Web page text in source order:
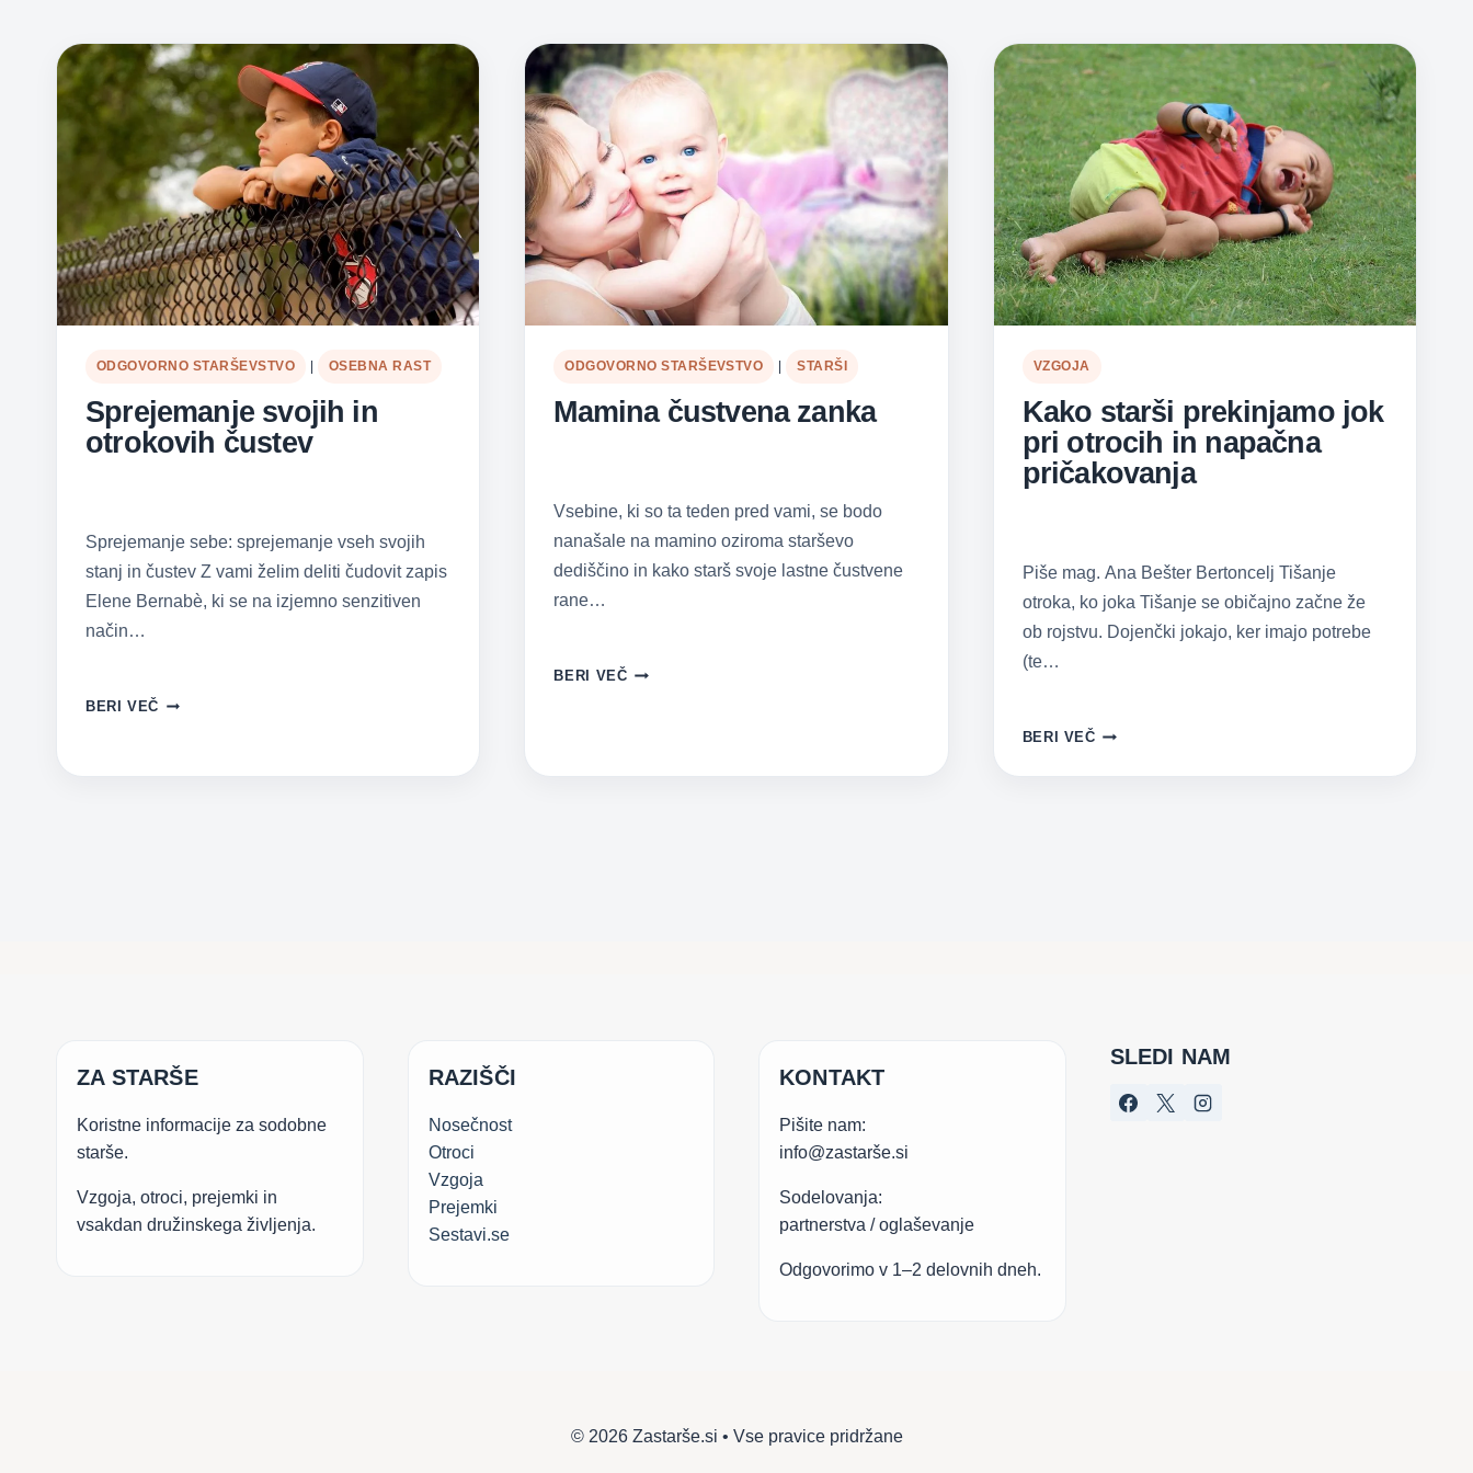
ODGOVORNO STARŠEVSTVO | OSEBNA RAST
Sprejemanje svojih in
otrokovih čustev
Sprejemanje sebe: sprejemanje vseh svojih
stanj in čustev Z vami želim deliti čudovit zapis
Elene Bernabè, ki se na izjemno senzitiven
način…
BERI VEČ SPREJEMANJE
ODGOVORNO STARŠEVSTVO | STARŠI
Mamina čustvena zanka
Vsebine, ki so ta teden pred vami, se bodo
nanašale na mamino oziroma starševo
dediščino in kako starš svoje lastne čustvene
rane…
BERI VEČMAMINA
VZGOJA
Kako starši prekinjamo jok
pri otrocih in napačna
pričakovanja
Piše mag. Ana Bešter Bertoncelj Tišanje
otroka, ko joka Tišanje se običajno začne že
ob rojstvu. Dojenčki jokajo, ker imajo potrebe
(te…
BERI VEČKAKO
PREKINJAMO
ZA STARŠE
Koristne informacije za sodobne
starše.
Vzgoja, otroci, prejemki in
vsakdan družinskega življenja.
RAZIŠČI
Nosečnost
Otroci
Vzgoja
Prejemki
Sestavi.se
KONTAKT
Pišite nam:
info@zastarše.si
Sodelovanja:
partnerstva / oglaševanje
Odgovorimo v 1–2 delovnih dneh.
SLEDI NAM
© 2026 Zastarše.si • Vse pravice pridržane